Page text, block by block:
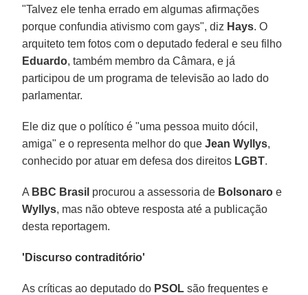
"Talvez ele tenha errado em algumas afirmações
porque confundia ativismo com gays", diz Hays. O
arquiteto tem fotos com o deputado federal e seu filho
Eduardo, também membro da Câmara, e já
participou de um programa de televisão ao lado do
parlamentar.
Ele diz que o político é "uma pessoa muito dócil,
amiga" e o representa melhor do queJean Wyllys,
conhecido por atuar em defesa dos direitos LGBT.
A BBC Brasil procurou a assessoria de Bolsonaro e
Wyllys, mas não obteve resposta até a publicação
desta reportagem.
'Discurso contraditório'
As críticas ao deputado do PSOL são frequentes e